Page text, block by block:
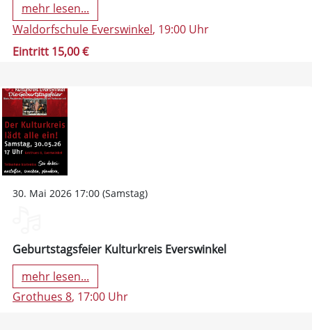
mehr lesen...
Waldorfschule Everswinkel, 19:00 Uhr
Eintritt 15,00 €
30. Mai 2026 17:00 (Samstag)
Geburtstagsfeier Kulturkreis Everswinkel
mehr lesen...
Grothues 8, 17:00 Uhr